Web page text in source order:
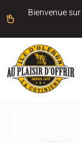
Bienvenue sur